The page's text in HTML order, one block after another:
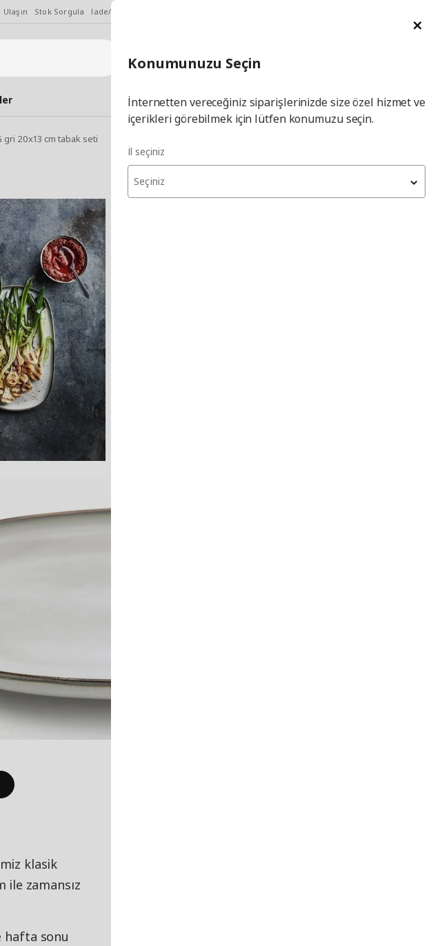
Ulaşın Stok Sorgula İade/Değişim Talebi
İl Seçiniz İl
Hej! Üye Girişi / Üye Ol
gri 20x13 cm tabak seti
klasik
ile zamansız
hafta sonu
Konumunuzu Seçin
İnternetten vereceğiniz siparişlerinizde size özel hizmet ve
içerikleri görebilmek için lütfen konumuzu seçin.
İl seçiniz
Seçiniz